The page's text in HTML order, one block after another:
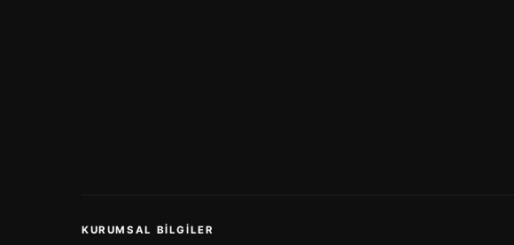
KURUMSAL BILGILER